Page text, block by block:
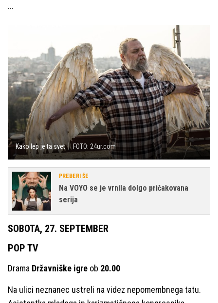
...
Kako lep je ta svet FOTO: 24ur.com
PREBERI ŠE
Na VOYO se je vrnila dolgo pričakovana
serija
SOBOTA, 27. SEPTEMBER
POP TV
Drama Državniške igre ob 20.00
Na ulici neznanec ustreli na videz nepomembnega tatu.